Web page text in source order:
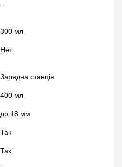
–
300 мл
Нет
Зарядна станція
400 мл
до 18 мм
Так
Так